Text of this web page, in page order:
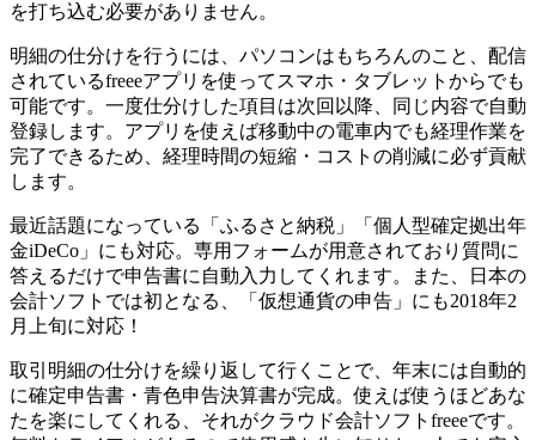
を打ち込む必要がありません。
明細の仕分けを行うには、パソコンはもちろんのこと、配信
されているfreeeアプリを使ってスマホ・タブレットからでも
可能です。一度仕分けした項目は次回以降、同じ内容で自動
登録します。アプリを使えば移動中の電車内でも経理作業を
完了できるため、経理時間の短縮・コストの削減に必ず貢献
します。
最近話題になっている
「ふるさと納税」「個人型確定拠出年
金iDeCo」にも対応。専用フォームが用意されており質問に
答えるだけで申告書に自動入力してくれます。
また、日本の
会計ソフトでは初となる、
「仮想通貨の申告」にも2018年2
月上旬に対応！
取引明細の仕分けを繰り返して行くことで、 年末には自動的
に確定申告書・青色申告決算書が完成。使えば使うほどあな
たを楽にしてくれる、それがクラウド会計ソフトfreeeです。